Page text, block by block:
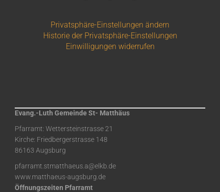
Privatsphäre-Einstellungen ändern
Historie der Privatsphäre-Einstellungen
Einwilligungen widerrufen
Evang.-Luth Gemeinde St- Matthäus
Pfarramt: Wettersteinstrasse 21
Kirche: Friedbergerstrasse 148
86163 Augsburg
pfarramt.stmatthaeus.a@elkb.de
www.matthaeus-augsburg.de
Öffnungszeiten Pfarramt